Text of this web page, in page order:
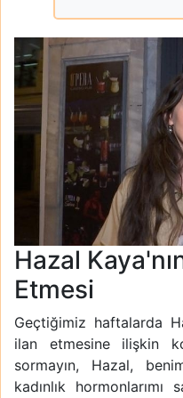
Hazal
Etmesi
Geçtiğimiz haftalarda
ilan etmesine ilişkin
sormayın, Hazal,
kadınlık hormonlarımı